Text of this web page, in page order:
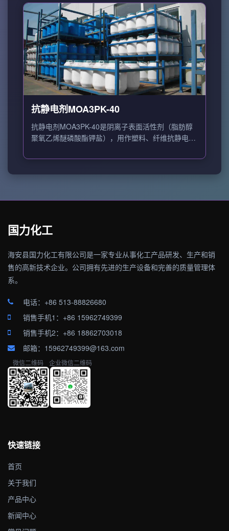
抗静电剂MOA3PK-40
抗静电剂MOA3PK-40是阴离子表面活性剂（脂肪醇
聚氧乙烯醚磷酸酯钾盐），用作塑料、纤维抗静电
国力化工
海安县国力化工有限公司是一家专业从事化工产品研发、生产和销
售的高新技术企业。公司拥有先进的生产设备和完善的质量管理体
系。
电话：+86 513-88826680
销售手机1：+86 15962749399
销售手机2：+86 18862703018
邮箱：15962749399@163.com
微信二维码 企业微信二维码
快速链接
首页
关于我们
产品中心
新闻中心